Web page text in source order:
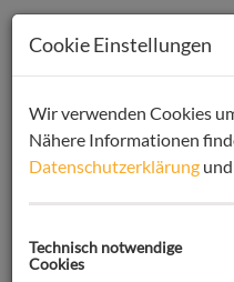
Cookie Einstellungen
Wir verwenden Cookies
Nähere Informationen
Datenschutzerklärung
Technisch notwendige
Cookies